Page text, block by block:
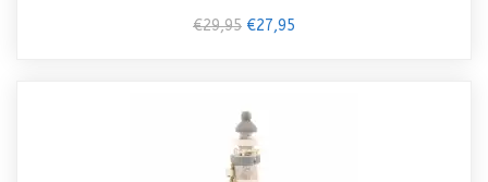
€29,95 €27,95